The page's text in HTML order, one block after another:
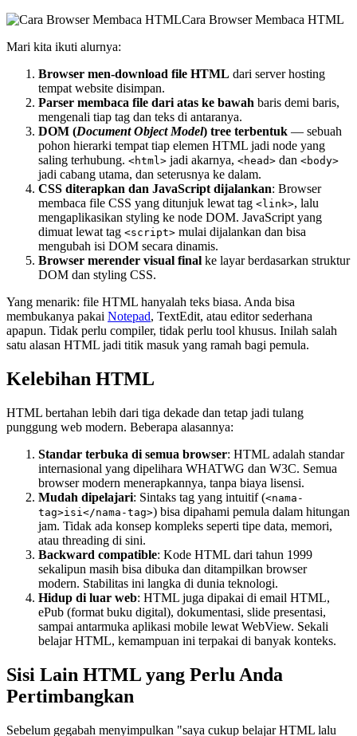
Cara Browser Membaca HTML
Mari kita ikuti alurnya:
Browser men-download file HTML dari server hosting
tempat website disimpan.
Parser membaca file dari atas ke bawah baris demi baris,
mengenali tiap tag dan teks di antaranya.
DOM (Document Object Model) tree terbentuk — sebuah
pohon hierarki tempat tiap elemen HTML jadi node yang
saling terhubung. <html> jadi akarnya, <head> dan <body>
jadi cabang utama, dan seterusnya ke dalam.
CSS diterapkan dan JavaScript dijalankan: Browser
membaca file CSS yang ditunjuk lewat tag <link>, lalu
mengaplikasikan styling ke node DOM. JavaScript yang
dimuat lewat tag <script> mulai dijalankan dan bisa
mengubah isi DOM secara dinamis.
Browser merender visual final ke layar berdasarkan struktur
DOM dan styling CSS.
Yang menarik: file HTML hanyalah teks biasa. Anda bisa
membukanya pakai Notepad, TextEdit, atau editor sederhana
apapun. Tidak perlu compiler, tidak perlu tool khusus. Inilah salah
satu alasan HTML jadi titik masuk yang ramah bagi pemula.
Kelebihan HTML
HTML bertahan lebih dari tiga dekade dan tetap jadi tulang
punggung web modern. Beberapa alasannya:
Standar terbuka di semua browser: HTML adalah standar
internasional yang dipelihara WHATWG dan W3C. Semua
browser modern menerapkannya, tanpa biaya lisensi.
Mudah dipelajari: Sintaks tag yang intuitif (<nama-
tag>isi</nama-tag>) bisa dipahami pemula dalam hitungan
jam. Tidak ada konsep kompleks seperti tipe data, memori,
atau threading di sini.
Backward compatible: Kode HTML dari tahun 1999
sekalipun masih bisa dibuka dan ditampilkan browser
modern. Stabilitas ini langka di dunia teknologi.
Hidup di luar web: HTML juga dipakai di email HTML,
ePub (format buku digital), dokumentasi, slide presentasi,
sampai antarmuka aplikasi mobile lewat WebView. Sekali
belajar HTML, kemampuan ini terpakai di banyak konteks.
Sisi Lain HTML yang Perlu Anda
Pertimbangkan
Sebelum gegabah menyimpulkan "saya cukup belajar HTML lalu